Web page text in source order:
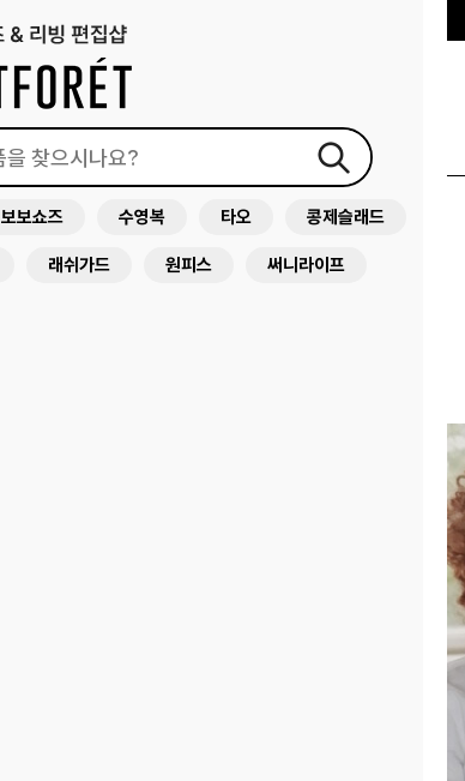
보보쇼즈 수영복 타오 콩제슬래드
래쉬가드 원피스 써니라이프